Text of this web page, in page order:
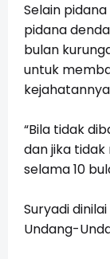
Selain
pidana
bulan
untuk
“Bila tidak
dan jika
selama 10
Suryadi
Undang-